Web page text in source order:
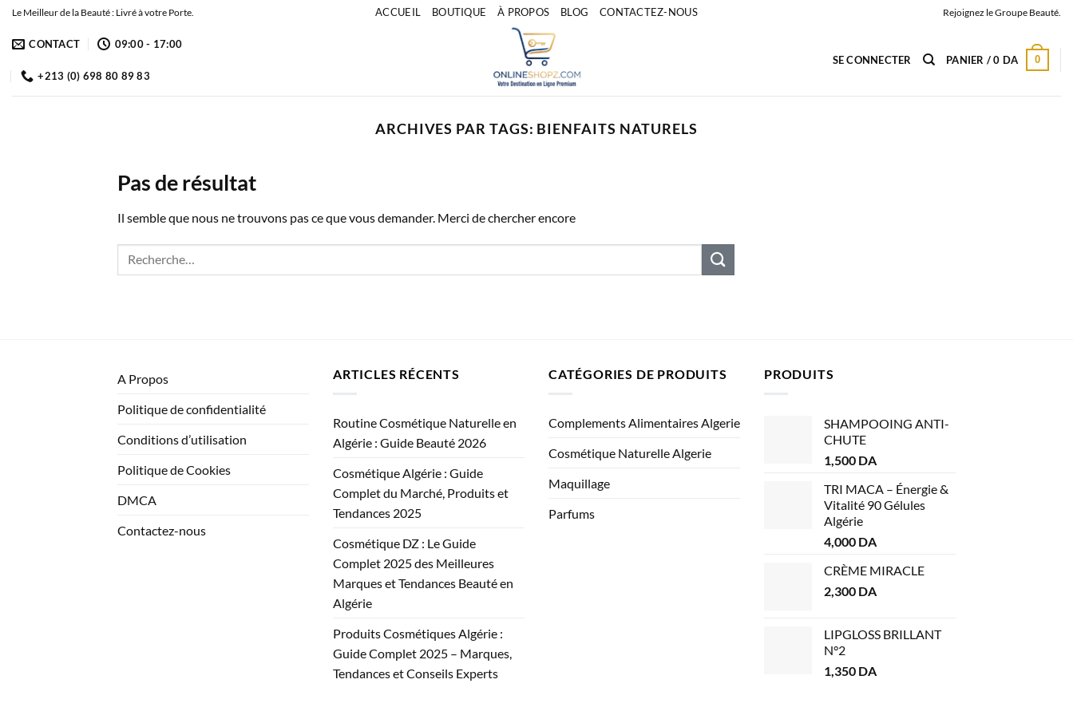
Passer
contenu
Le Meilleur de la Beauté : Livré à votre Porte. ACCUEIL BOUTIQUE À PROPOS BLOG CONTACTEZ-NOUS Rejoignez le Groupe Beauté.
CONTACT 09:00 - 17:00
+213 (0) 698 80 89 83
SE CONNECTER PANIER /0 DA 0
ARCHIVES PAR TAGS: BIENFAITS NATURELS
Pas de résultat
Il semble que nous ne trouvons pas ce que vous demander. Merci de chercher encore
A Propos
Politique de confidentialité
Conditions d’utilisation
Politique de Cookies
DMCA
Contactez-nous
ARTICLES RÉCENTS
Routine Cosmétique Naturelle en
Algérie : Guide Beauté 2026
Cosmétique Algérie : Guide
Complet du Marché, Produits et
Tendances 2025
Cosmétique DZ : Le Guide
Complet 2025 des Meilleures
Marques et Tendances Beauté en
Algérie
Produits Cosmétiques Algérie :
Guide Complet 2025 – Marques,
Tendances et Conseils Experts
CATÉGORIES DE PRODUITS
Complements Alimentaires Algerie
Cosmétique Naturelle Algerie
Maquillage
Parfums
PRODUITS
SHAMPOOING ANTI-
CHUTE
1,500 DA
TRI MACA – Énergie &
Vitalité 90 Gélules
Algérie
4,000 DA
CRÈME MIRACLE
2,300 DA
LIPGLOSS BRILLANT
N°2
1,350 DA